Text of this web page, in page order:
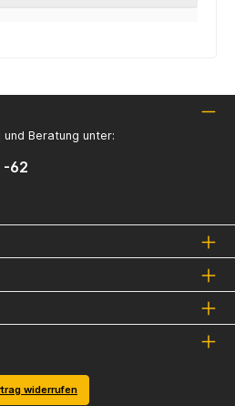
Beratung unter:
-62
widerrufen